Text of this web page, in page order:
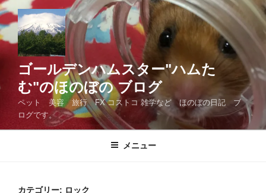
コ
テ
ン
ス
ゴールデンハムスター"ハムた
む"のほのぼの ブログ
ペット 美容 旅行 FX コストコ 雑学など ほのぼの日記 ブ
ログです。
メニュー
カテゴリー: ロック